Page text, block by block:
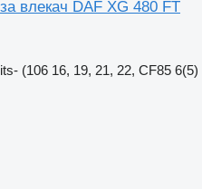
влекач DAF XG 480 FT
(106 16, 19, 21, 22, CF85 6(5)